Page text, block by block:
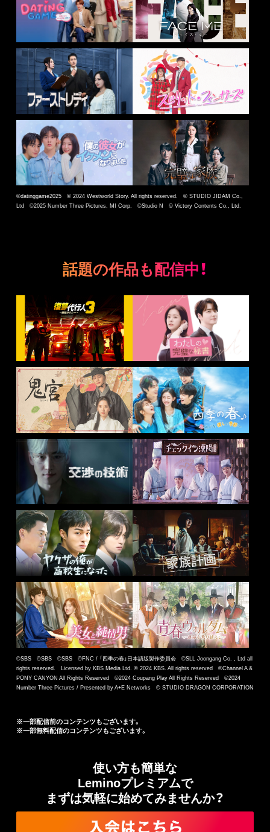
©datinggame2025 © 2024 Westworld Story. All rights reserved. © STUDIO JIDAM Co.,
Ltd ©2025 Number Three Pictures, MI Corp. ©Studio N © Victory Contents Co., Ltd.
話題の作品も配信中！
©SBS ©SBS ©SBS ©FNC / 「四季の春」日本語版製作委員会 ©SLL Joongang Co.，Ltd all
rights reserved. Licensed by KBS Media Ltd. © 2024 KBS. All rights reserved ©Channel A &
PONY CANYON All Rights Reserved ©2024 Coupang Play All Rights Reserved ©2024
Number Three Pictures / Presented by A+E Networks © STUDIO DRAGON CORPORATION
※一部配信前のコンテンツもございます。
※一部無料配信のコンテンツもございます。
使い方も簡単な
Leminoプレミアムで
まずは気軽に始めてみませんか？